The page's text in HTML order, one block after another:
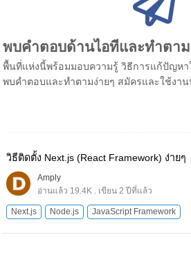
พบคำตอบด้านไอทีและทำตาม
พื้นที่แห่งนี้พร้อมมอบความรู้ วิธีการแก้ปัญห
พบคำตอบและทำตามง่ายๆ สมัครและใช้งาน
วิธีติดตั้ง Next.js (React Framework) ง่ายๆ
Amply
อ่านแล้ว 19.4K . เขียน 2 ปีที่แล้ว
Next.js Node.js JavaScript Framework